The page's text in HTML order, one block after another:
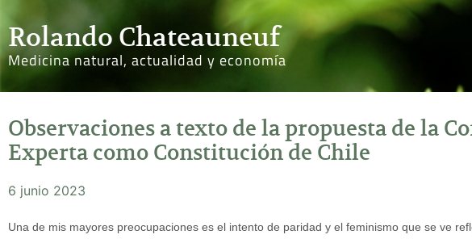
Rolando Chateauneuf
Medicina natural, actualidad y economía
Observaciones a texto de la propuesta de la
Experta como Constitución de Chile
6 junio 2023
Una de mis mayores preocupaciones es el intento de paridad y el feminismo que se ve